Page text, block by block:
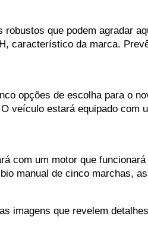
que podem agradar
característico da marca.
opções de escolha para o
veículo estará equipado com
com um motor que
manual de cinco marchas,
imagens que revelem